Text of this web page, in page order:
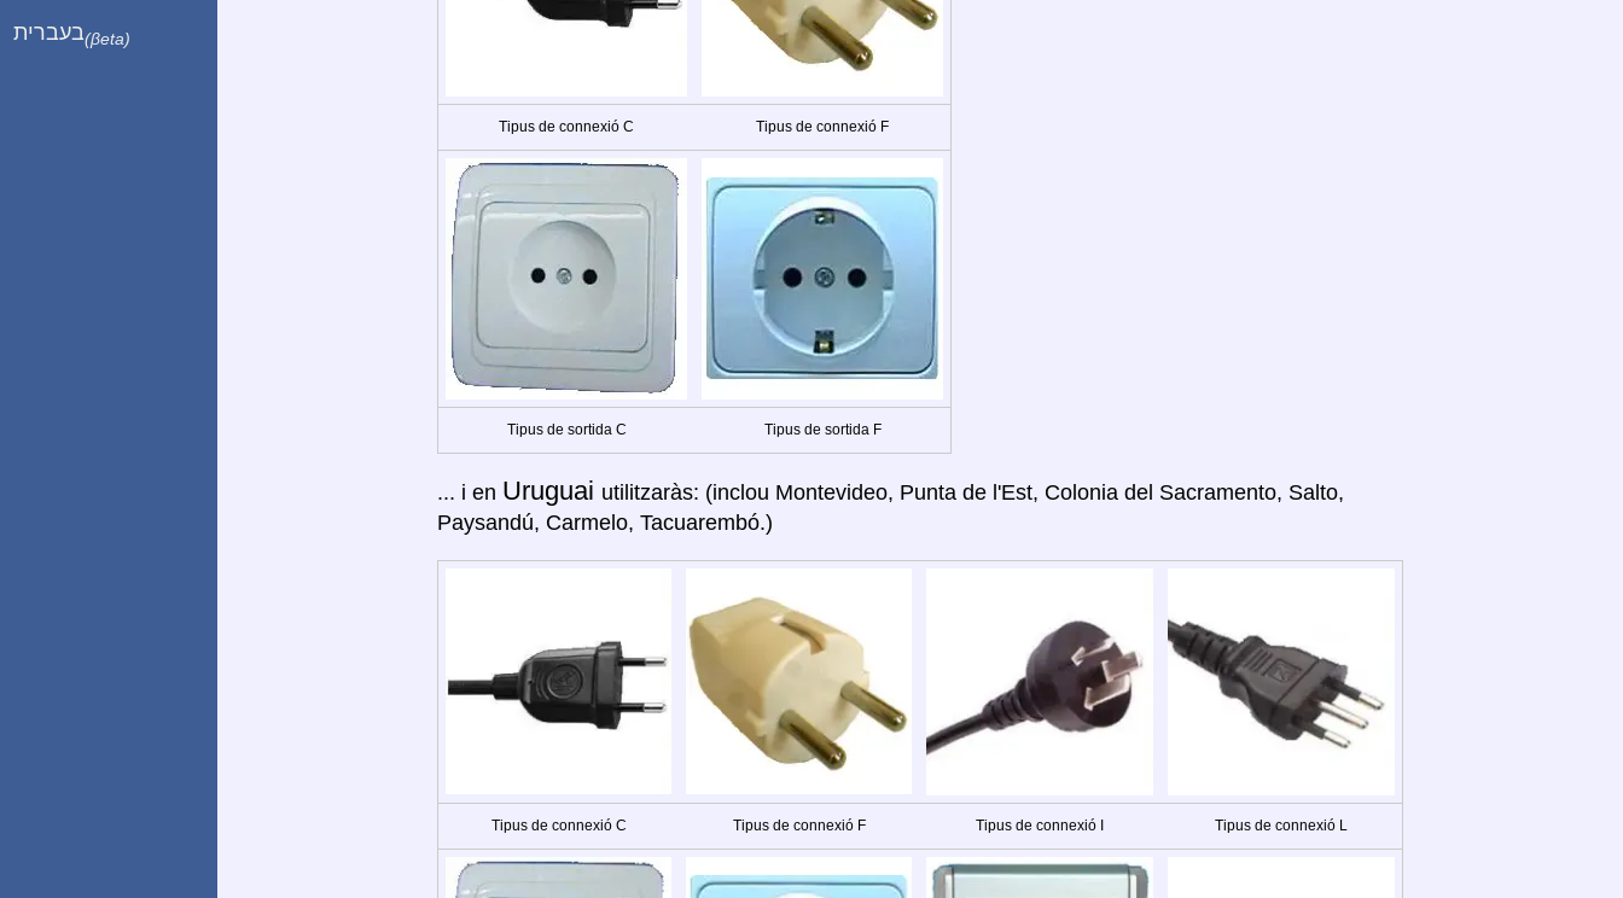
Tipus de connexió C Tipus de connexió F
Tipus de sortida C Tipus de sortida F
... i en Uruguai utilitzaràs: (inclou Montevideo, Punta de l'Est, Colonia del Sacramento, Salto,
Paysandú, Carmelo, Tacuarembó.)
Tipus de connexió C Tipus de connexió F Tipus de connexió I Tipus de connexió L
בעברית(βeta)